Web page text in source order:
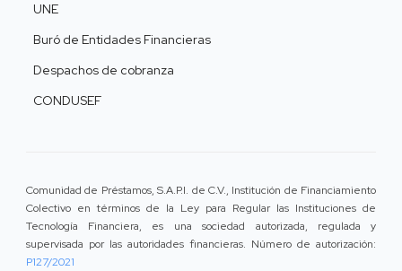
UNE
Buró de Entidades Financieras
Despachos de cobranza
CONDUSEF
Comunidad de Préstamos, S.A.P.I. de C.V., Institución de Financiamiento
Colectivo en términos de la Ley para Regular las Instituciones de
Tecnología Financiera, es una sociedad autorizada, regulada y
supervisada por las autoridades financieras. Número de autorización:
P127/2021